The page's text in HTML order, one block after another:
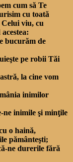
cum să Te
cu toată
viu, cu
bucurăm de
pe robii Tăi
la cine vom
inimilor
ne inimile şi minţile
o haină,
pământeşti;
ne durerile fără